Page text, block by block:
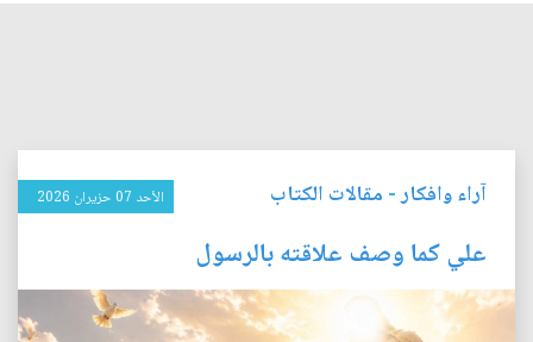
آراء وافكار- مقالات الكتاب الأحد 07 حزيران 2026
علي كما وصف علاقته بالرسول